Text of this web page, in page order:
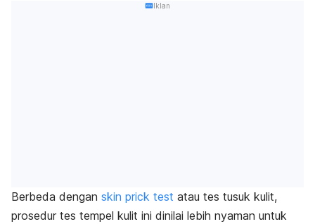
Iklan
Berbeda dengan skin prick test atau tes tusuk kulit,
prosedur tes tempel kulit ini dinilai lebih nyaman untuk